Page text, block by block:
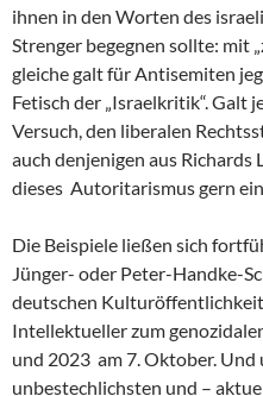
ihnen in den Worten des
Strenger begegnen sollte: mit
gleiche galt für Antisemiten
Fetisch der „Israelkritik“. Galt
Versuch, den liberalen
auch denjenigen aus Richards
dieses Autoritarismus gern
Die Beispiele ließen sich
Jünger- oder Peter-Handke-
deutschen
Intellektueller zum
und 2023 am 7. Oktober.
unbestechlichsten und –